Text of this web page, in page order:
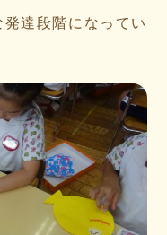
達段階になってい